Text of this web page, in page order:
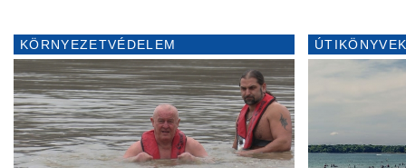
KÖRNYEZETVÉDELEM